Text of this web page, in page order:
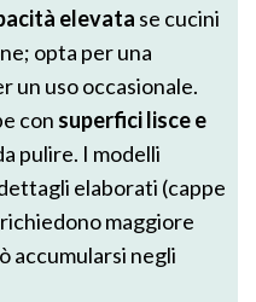
elevata se cucini
opta per una
un uso occasionale.
con superfici lisce e
pulire. I modelli
elaborati (cappe
maggiore
accumularsi negli